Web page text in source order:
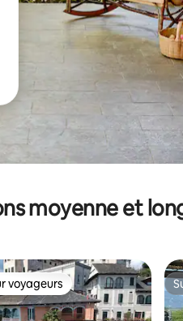
moyenne et
voyageurs
voyageurs